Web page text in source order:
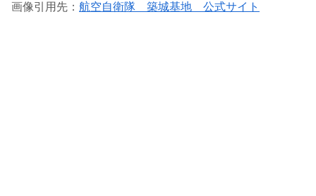
画像引用先： 航空自衛隊 築城基地 公式サイト